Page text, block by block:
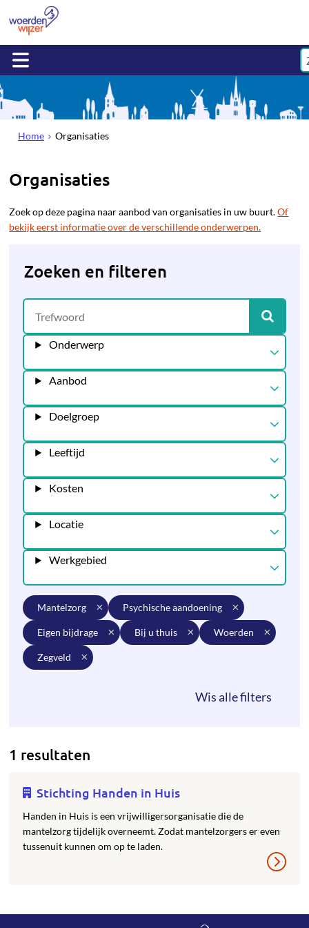
Home Organisaties
Organisaties
Zoek op deze pagina naar aanbod van organisaties in uw buurt.Of
bekijk eerst informatie over de verschillende onderwerpen.
Zoeken en filteren
Onderwerp
Aanbod
Doelgroep
Leeftijd
Kosten
Locatie
Werkgebied
mantelzorg psychische aandoening
eigen bijdrage bij u thuis woerden
zegveld
1 resultaten
Stichting Handen in Huis
Handen in Huis is een vrijwilligersorganisatie die de
mantelzorg tijdelijk overneemt. Zodat mantelzorgers er even
tussenuit kunnen om op te laden.